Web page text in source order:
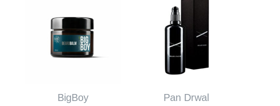
BigBoy Pan Drwal